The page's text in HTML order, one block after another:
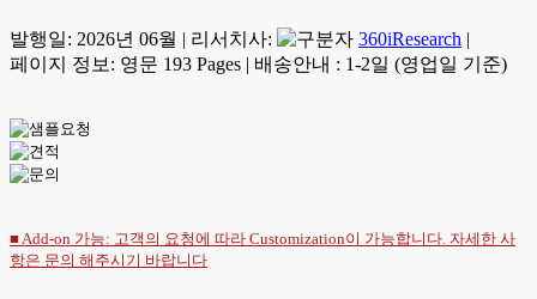
발행일: 2026년 06월 | 리서치사: 360iResearch |
페이지 정보: 영문 193 Pages | 배송안내 : 1-2일 (영업일 기준)
■ Add-on 가능: 고객의 요청에 따라 Customization이 가능합니다. 자세한 사
항은 문의 해주시기 바랍니다